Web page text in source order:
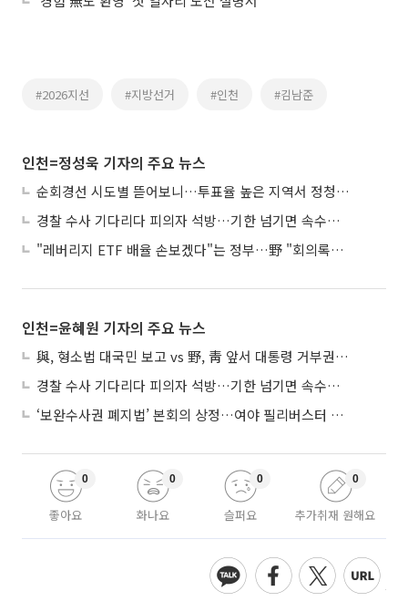
#2026지선 #지방선거 #인천 #김남준
인천=정성욱 기자의 주요 뉴스
순회경선 시도별 뜯어보니…투표율 높은 지역서 정청래 강세
경찰 수사 기다리다 피의자 석방…기한 넘기면 속수무책
"레버리지 ETF 배율 손보겠다"는 정부…野 "회의록부터 내놔야"
인천=윤혜원 기자의 주요 뉴스
與, 형소법 대국민 보고 vs 野, 靑 앞서 대통령 거부권 촉구
경찰 수사 기다리다 피의자 석방…기한 넘기면 속수무책
‘보완수사권 폐지법’ 본회의 상정…여야 필리버스터 대치
좋아요
0
화나요
0
슬퍼요
0
추가취재 원해요
0